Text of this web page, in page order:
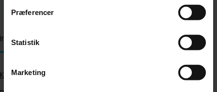
Præferencer
Statistik
Marketing
Information
Klinikken